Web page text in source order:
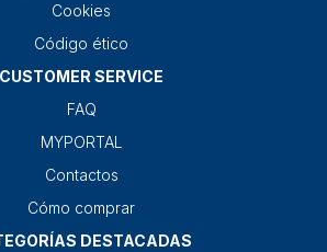
Cookies
Código ético
CUSTOMER SERVICE
FAQ
MYPORTAL
Contactos
Cómo comprar
DESTACADAS